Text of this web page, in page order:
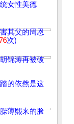
女性美德
其父的周恩
次)
锦涛再被破
的依然是这
薄熙来的脸